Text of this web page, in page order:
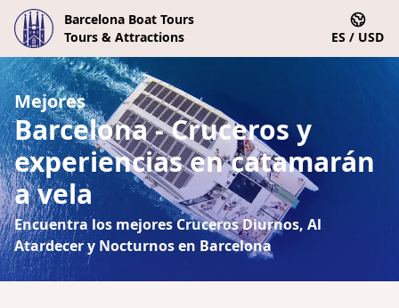
Barcelona Boat Tours
Tours & Attractions
ES / USD
Mejores
Barcelona - Cruceros y
experiencias en catamarán
a vela
Encuentra los mejores Cruceros Diurnos, Al
Atardecer y Nocturnos en Barcelona